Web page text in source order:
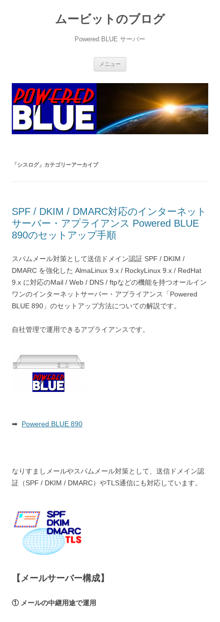
ムービットのブログ
Powered BLUE サーバー
メニュー
ツ
ッ
プ
「シスログ」カテゴリーアーカイブ
SPF / DKIM / DMARC対応のインターネット
サーバー・アプライアンス Powered BLUE
890のセットアップ手順
スパムメール対策として送信ドメイン認証 SPF / DKIM /
DMARC を強化した AlmaLinux 9.x / RockyLinux 9.x / RedHat
9.x に対応のMail / Web / DNS / ftpなどの機能を持つオールイン
ワンのインターネットサーバー・アプライアンス「Powered
BLUE 890」のセットアップ方法についての解説です。
自社管理で運用できるアプライアンスです。
➡ Powered BLUE 890
なりすましメールやスパムメール対策として、送信ドメイン認
証（SPF / DKIM / DMARC）やTLS通信にも対応しています。
【メールサーバー構成】
① メールの中継用途で運用